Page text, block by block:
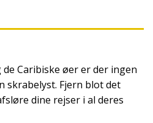
Caribiske øer er der ingen
skrabelyst. Fjern blot det
dine rejser i al deres